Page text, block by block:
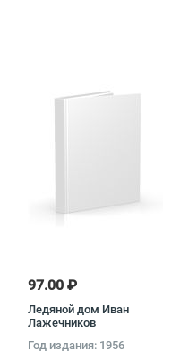
97.00 ₽
Ледяной дом Иван
Лажечников
Год издания: 1956